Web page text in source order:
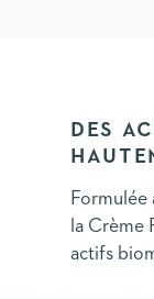
DES
la Crème
actifs